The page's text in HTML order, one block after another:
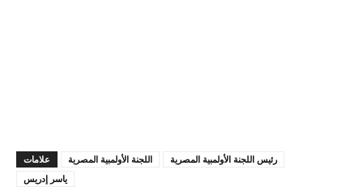
علامات اللجنة الأولمبية المصرية
رئيس اللجنة الأولمبية المصرية
ياسر إدريس